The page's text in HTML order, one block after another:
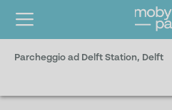
Parcheggio ad Delft Station, Delft